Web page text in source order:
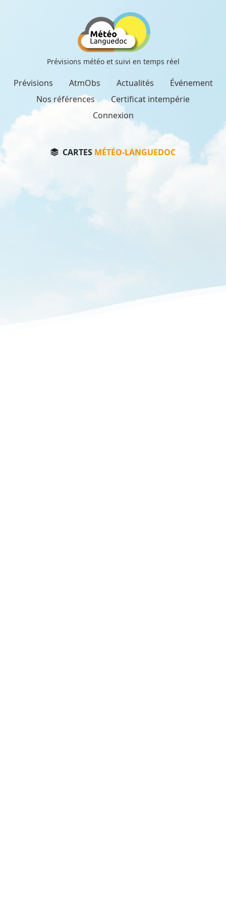
Prévisions météo et suivi en temps réel
Prévisions AtmObs Actualités
Événement
Nos références
Certificat intempérie
Connexion
CARTES MÉTÉO-LANGUEDOC